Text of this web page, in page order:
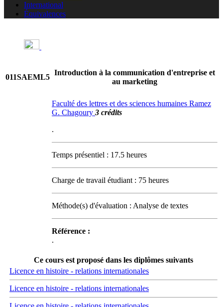
International
Équivalences
011SAEML5
Introduction à la communication d'entreprise et
au marketing
Faculté des lettres et des sciences humaines Ramez
G. Chagoury 3 crédits
.
Temps présentiel : 17.5 heures
Charge de travail étudiant : 75 heures
Méthode(s) d'évaluation : Analyse de textes
Référence :
.
Ce cours est proposé dans les diplômes suivants
Licence en histoire - relations internationales
Licence en histoire - relations internationales